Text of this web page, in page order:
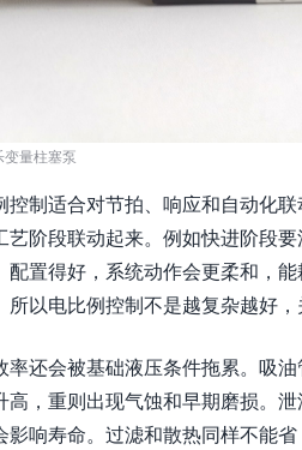
变量柱塞泵
控制适合对节拍、响应和自动化
艺阶段联动起来。例如快进阶段
配置得好，系统动作会更柔和，
所以电比例控制不是越复杂越好，
率还会被基础液压条件拖累。吸
高，重则出现气蚀和早期磨损。
影响寿命。过滤和散热同样不能